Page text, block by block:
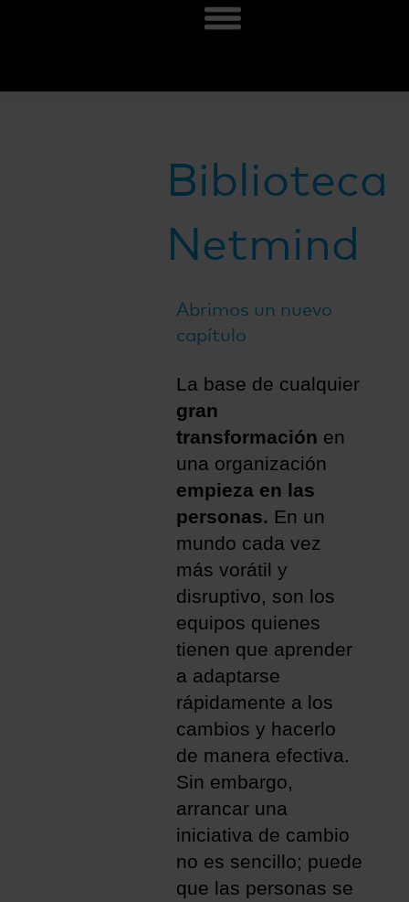
Biblioteca
Netmind
Abrimos un nuevo
capítulo
La base de cualquier
gran
transformación en
una organización
empieza en las
personas. En un
mundo cada vez
más vorátil y
disruptivo, son los
equipos quienes
tienen que aprender
a adaptarse
rápidamente a los
cambios y hacerlo
de manera efectiva.
Sin embargo,
arrancar una
iniciativa de cambio
no es sencillo; puede
que las personas se